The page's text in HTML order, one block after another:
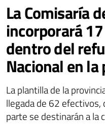
La Comisaría
incorporará
dentro del
Nacional en
La plantilla de la
llegada de 62 efectivos,
parte se destinarán a la